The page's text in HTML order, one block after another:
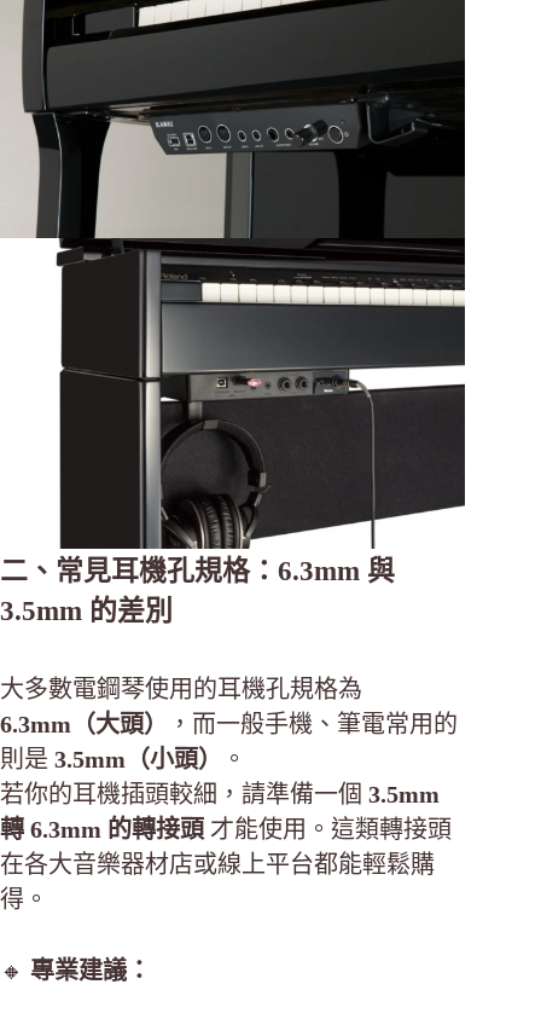
二、常見耳機孔規格：6.3mm 與
3.5mm 的差別
大多數電鋼琴使用的耳機孔規格為
6.3mm（大頭）
，而一般手機、筆電常用的
則是 3.5mm（小頭）
。
若你的耳機插頭較細，請準備一個 3.5mm
轉 6.3mm 的轉接頭 才能使用。這類轉接頭
在各大音樂器材店或線上平台都能輕鬆購
得。
🔸 專業建議：